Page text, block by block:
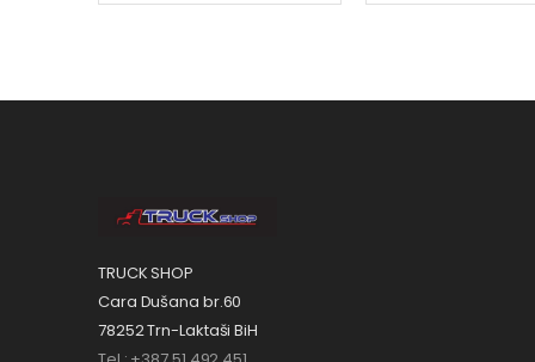
TRUCK SHOP
Cara Dušana br.60
78252 Trn-Laktaši BiH